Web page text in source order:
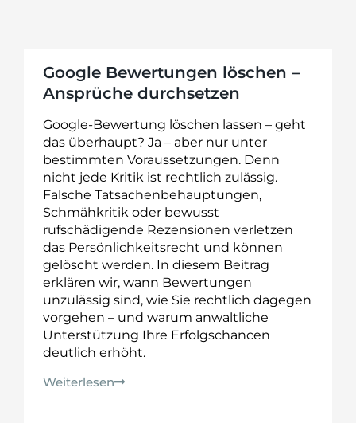
Google Bewertungen löschen –
Ansprüche durchsetzen
Google-Bewertung löschen lassen – geht
das überhaupt? Ja – aber nur unter
bestimmten Voraussetzungen. Denn
nicht jede Kritik ist rechtlich zulässig.
Falsche Tatsachenbehauptungen,
Schmähkritik oder bewusst
rufschädigende Rezensionen verletzen
das Persönlichkeitsrecht und können
gelöscht werden. In diesem Beitrag
erklären wir, wann Bewertungen
unzulässig sind, wie Sie rechtlich dagegen
vorgehen – und warum anwaltliche
Unterstützung Ihre Erfolgschancen
deutlich erhöht.
Weiterlesen